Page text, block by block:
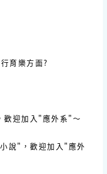
育樂方面?
迎加入"應外系"～
說"，歡迎加入"應外